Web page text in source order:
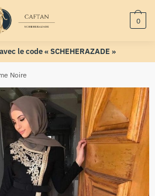
0
le code « SCHEHERAZADE »
Noire